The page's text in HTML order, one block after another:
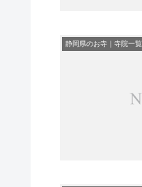
静岡県のお寺｜寺院一覧